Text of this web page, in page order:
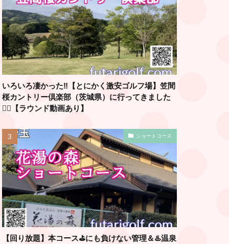
いろいろ凄かった‼️【とにかく激安ゴルフ場】笠間
桜カントリー倶楽部（茨城県）に行ってきました
🏌️‍♂️【ラウンド動画あり】
ショートコース
【回り放題】本コース⛳️にも負けない管理＆♨️温泉